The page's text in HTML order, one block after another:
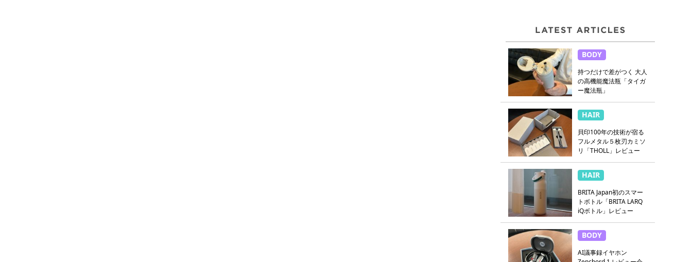
BODY
持つだけで差がつく 大人
の高機能魔法瓶「タイガ
ー魔法瓶」
HAIR
貝印100年の技術が宿る
フルメタル５枚刃カミソ
リ「THOLL」レビュー
HAIR
BRITA Japan初のスマー
トボトル「BRITA LARQ
iQボトル」レビュー
BODY
AI議事録イヤホン